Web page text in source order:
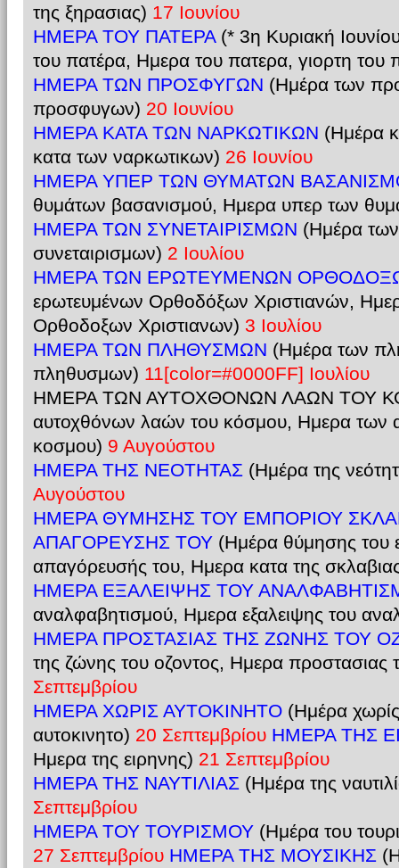
της ξηρασιας) 17 Ιουνίου
ΗΜΕΡΑ ΤΟΥ ΠΑΤΕΡΑ(* 3η Κυριακή
του πατέρα, Ημερα του πατερα, γιορτη του
ΗΜΕΡΑ ΤΩΝ ΠΡΟΣΦΥΓΩΝ (Ημέρα των
προσφυγων) 20 Ιουνίου
ΗΜΕΡΑ ΚΑΤΑ ΤΩΝ ΝΑΡΚΩΤΙΚΩΝ (Ημέρα
κατα των ναρκωτικων) 26 Ιουνίου
ΗΜΕΡΑ ΥΠΕΡ ΤΩΝ ΘΥΜΑΤΩΝ
θυμάτων βασανισμού, Ημερα υπερ των
ΗΜΕΡΑ ΤΩΝ ΣΥΝΕΤΑΙΡΙΣΜΩΝ (Ημέρα
συνεταιρισμων) 2 Ιουλίου
ΗΜΕΡΑ ΤΩΝ ΕΡΩΤΕΥΜΕΝΩΝ
ερωτευμένων Ορθοδόξων Χριστιανών,
Ορθοδοξων Χριστιανων) 3 Ιουλίου
ΗΜΕΡΑ ΤΩΝ ΠΛΗΘΥΣΜΩΝ (Ημέρα των
πληθυσμων) 11[color=#0000FF] Ιουλίου
ΗΜΕΡΑ ΤΩΝ ΑΥΤΟΧΘΟΝΩΝ ΛΑΩΝ ΤΟΥ
αυτοχθόνων λαών του κόσμου, Ημερα των
κοσμου) 9 Αυγούστου
ΗΜΕΡΑ ΤΗΣ ΝΕΟΤΗΤΑΣ (Ημέρα της
Αυγούστου
ΗΜEΡΑ ΘYΜΗΣΗΣ ΤΟΥ ΕΜΠΟΡIΟΥ
ΑΠΑΓOΡΕΥΣHΣ ΤΟΥ(Ημέρα θύμησης του
απαγόρευσής του, Ημερα κατα της
ΗΜΕΡΑ ΕΞΑΛΕΙΨΗΣ ΤΟΥ
αναλφαβητισμού, Ημερα εξαλειψης του
ΗΜΕΡΑ ΠΡΟΣΤΑΣΙΑΣ ΤΗΣ ΖΩΝΗΣ ΤΟΥ
της ζώνης του οζοντος, Ημερα προστασιας
Σεπτεμβρίου
ΗΜΕΡΑ ΧΩΡΙΣ ΑΥΤΟΚΙΝΗΤΟ(Ημέρα χωρίς
αυτοκινητο) 20 Σεπτεμβρίου ΗΜΕΡΑ ΤΗΣ
Ημερα της ειρηνης) 21 Σεπτεμβρίου
ΗΜΕΡΑ ΤΗΣ ΝΑΥΤΙΛΙΑΣ (Ημέρα της
Σεπτεμβρίου
ΗΜΕΡΑ ΤΟΥ ΤΟΥΡΙΣΜΟΥ(Ημέρα του
27 Σεπτεμβρίου ΗΜΕΡΑ ΤΗΣ ΜΟΥΣΙΚΗΣ